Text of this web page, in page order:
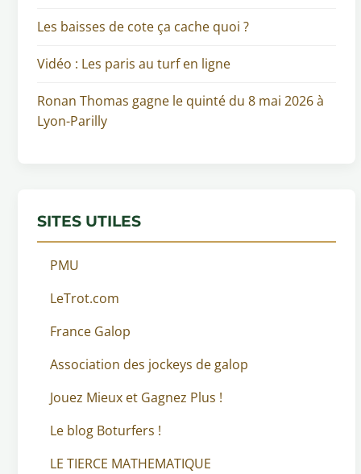
Les baisses de cote ça cache quoi ?
Vidéo : Les paris au turf en ligne
Ronan Thomas gagne le quinté du 8 mai 2026 à
Lyon-Parilly
SITES UTILES
PMU
LeTrot.com
France Galop
Association des jockeys de galop
Jouez Mieux et Gagnez Plus !
Le blog Boturfers !
LE TIERCE MATHEMATIQUE